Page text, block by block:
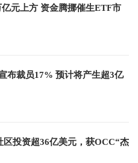
元上方 资金腾挪催生ETF市
布裁员17% 预计将产生超3亿
投资超36亿美元，获OCC“杰